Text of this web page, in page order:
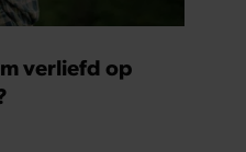
verliefd op